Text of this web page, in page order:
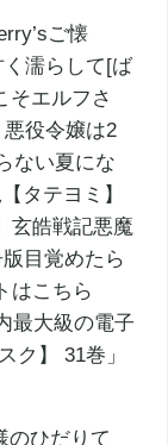
ご懐
濡らして[ば
そエルフさ
役令嬢は2
ない夏にな
タテヨミ】
玄皓戦記悪魔
目覚めたら
はこちら
大級の電子
ク】 31巻」